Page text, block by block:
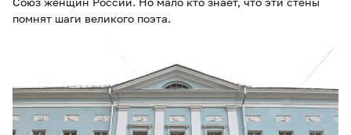
помнят шаги великого поэта.